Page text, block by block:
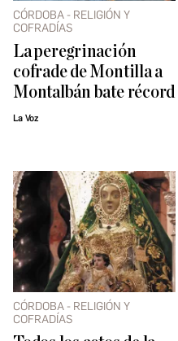
CÓRDOBA - RELIGIÓN Y
COFRADÍAS
La peregrinación
cofrade de Montilla a
Montalbán bate récord
La Voz
CÓRDOBA - RELIGIÓN Y
COFRADÍAS